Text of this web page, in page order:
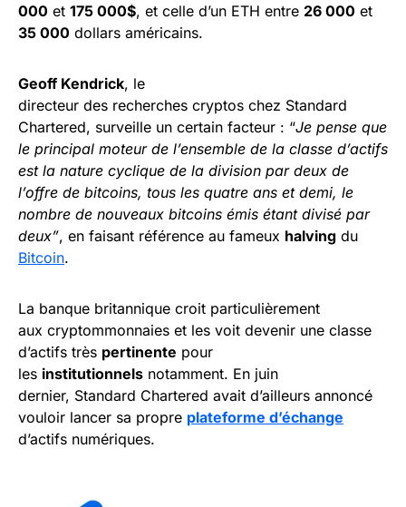
000 et 175 000$, et celle d’un ETH entre 26 000 et
35 000 dollars américains.
Geoff Kendrick, le
directeur des recherches cryptos chez Standard
Chartered, surveille un certain facteur : “Je pense que
le principal moteur de l’ensemble de la classe d’actifs
est la nature cyclique de la division par deux de
l’offre de bitcoins, tous les quatre ans et demi, le
nombre de nouveaux bitcoins émis étant divisé par
deux”, en faisant référence au fameux halving du
Bitcoin.
La banque britannique croit particulièrement
aux cryptommonnaies et les voit devenir une classe
d’actifs très pertinente pour
les institutionnels notamment. En juin
dernier, Standard Chartered avait d’ailleurs annoncé
vouloir lancer sa propre plateforme d’échange
d’actifs numériques.